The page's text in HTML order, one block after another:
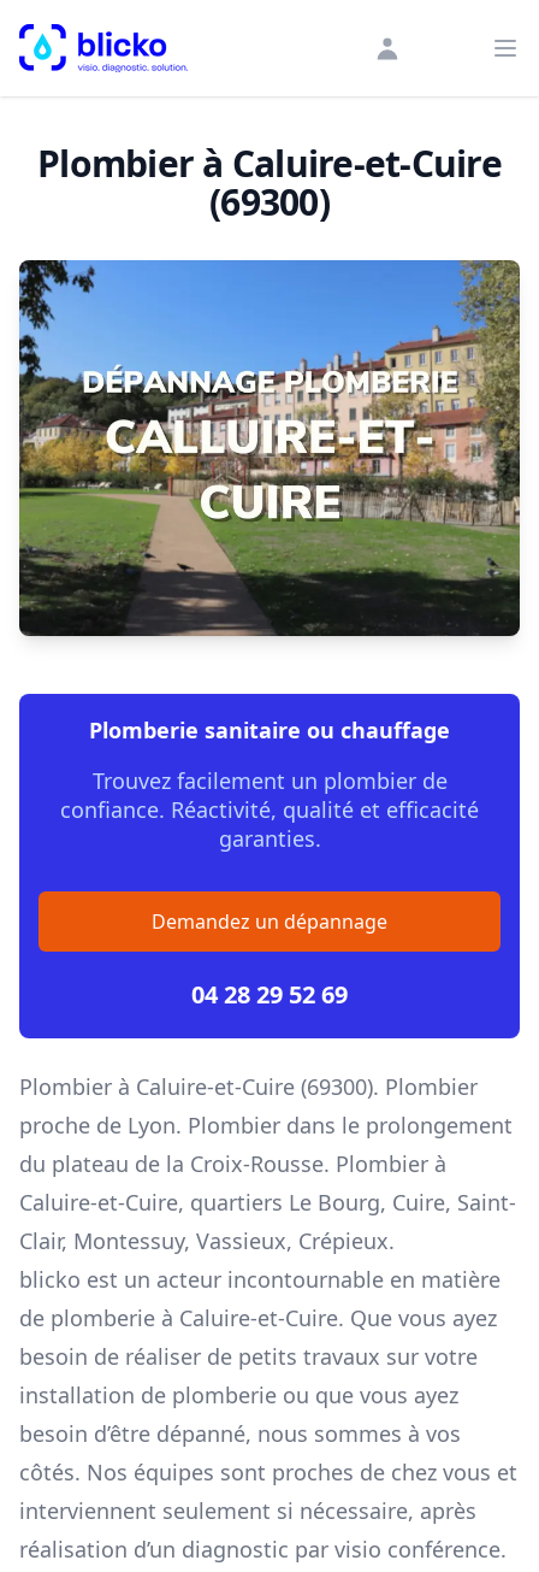
blicko
Plombier à Caluire-et-Cuire
(69300)
Plomberie sanitaire ou chauffage
Trouvez facilement un plombier de
confiance. Réactivité, qualité et efficacité
garanties.
Demandez un dépannage
04 28 29 52 69
Plombier à Caluire-et-Cuire (69300). Plombier
proche de Lyon. Plombier dans le prolongement
du plateau de la Croix-Rousse. Plombier à
Caluire-et-Cuire, quartiers Le Bourg, Cuire, Saint-
Clair, Montessuy, Vassieux, Crépieux.
blicko est un acteur incontournable en matière
de plomberie à Caluire-et-Cuire. Que vous ayez
besoin de réaliser de petits travaux sur votre
installation de plomberie ou que vous ayez
besoin d’être dépanné, nous sommes à vos
côtés. Nos équipes sont proches de chez vous et
interviennent seulement si nécessaire, après
réalisation d’un diagnostic par visio conférence.